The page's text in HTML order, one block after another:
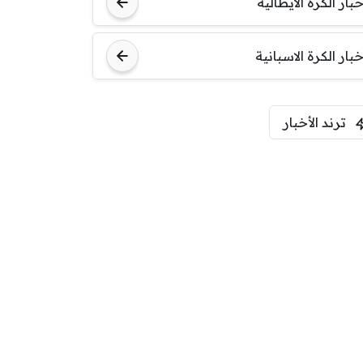
اودينيزي برشلونة
الكرة الاسبانية
ترند الأخبار